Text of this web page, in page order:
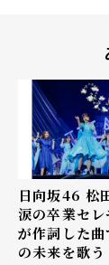
日向坂46 松
涙の卒業セレ
が作詞した曲
の未来を歌う